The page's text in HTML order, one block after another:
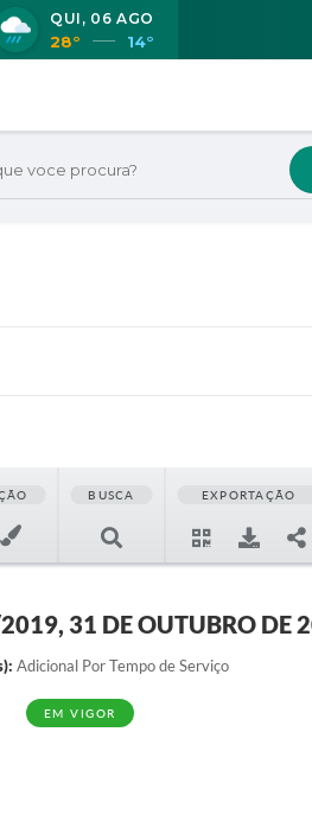
voce procura?
QUI 06 AGO
28° 14°
BUSCA EXPORTAÇÃO
31 DE OUTUBRO DE
Adicional Por Tempo de Serviço
EM VIGOR